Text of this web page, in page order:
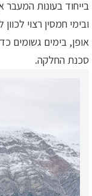
בייחוד בעונות המעבר
ובימי חמסין רצוי
אופן, בימים גשומים
סכנת החלקה.